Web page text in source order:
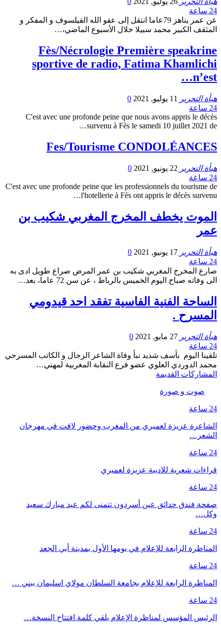
24 ساعة
عن عمر يناهز 79عاما انتقل إلى عفو الله الفيلسوف و المفكر و
المثقف الكبير محمد سبيلا خلال الأسبوع الماضي،…
Fès/Nécrologie Première speakrine
sportive de radio, Fatima Khamlichi
n’est…
هيأة التحرير 11 يوليو, 2021
0
24 ساعة
C'est avec une profonde peine que nous avons appris le décès
survenu à Fès le samedi 10 juillet 2021 de…
Fes/Tourisme CONDOLÉANCES
هيأة التحرير 22 يونيو, 2021
0
24 ساعة
C'est avec une profonde peine que les professionnels du tourisme de
l'hotellerie à Fès ont appris le décès survenu…
الموت يخطف المخرج المغربي شكيب بن
عمر
هيأة التحرير 17 يونيو, 2021
0
24 ساعة
صارع المخرج المغربي شكيب بن عمر المرض صراع طويل ادى به
الى وفاته صباح اليوم الخميس بالرباط ، عن سن 72 عاما، بعد…
الساحة الفنية الفاسية تفقد احد قيدومي
المسرح .
هيأة التحرير 27 مايو, 2021
0
24 ساعة
تلقينا اليوم بأسف شديد نبأ وفاة الشاعر الزجال و الكاتب المسرحي
محمد الدوردي العلوي عضو فرع النقابة المغربية لمهني…
المشاركات القديمة
صوت و صورة
24 ساعة
الشاعرة عزيزة لعميري من المغرب وحضور لافت في مهرجان
الشعر…
24 ساعة
قراءات شعرية للاديبة عزيزة لعميري
24 ساعة
صفحة فندق حدائق عين أسردون تتمنى لكم عيد مبارك سعيد
وكل…
24 ساعة
المناظرة الرابعة للإعلام في يومها الأول بمدينة أبي الجعد
24 ساعة
المناظرة الرابعة للإعلام بجامعة السلطان مولاي اسليمان ببني …
24 ساعة
الرئيس المؤسس لمناظرة الإعلام يلقي كلمة افتتاح النسخة…